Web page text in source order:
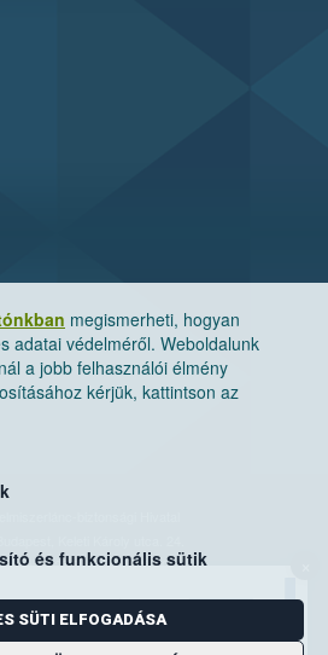
megismerheti, hogyan
adatai védelméről. Weboldalunk
a jobb felhasználói élmény
kérjük, kattintson az
és funkcionális sütik
SÜTI ELFOGADÁSA
biztonsági Hivatal
cím: 1525 Budapest. Pf. 30.